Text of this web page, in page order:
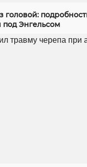
головой:
под Энгельсом